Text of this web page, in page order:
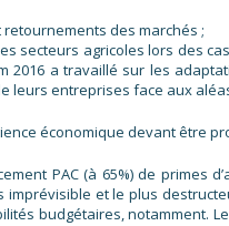
des marchés ;
agricoles lors des
a travaillé sur les
entreprises face aux
économique devant être
PAC (à 65%) de primes
et le plus
budgétaires, notamment.